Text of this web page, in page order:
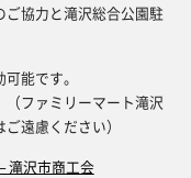
協力と滝沢総合公園駐
能です。
ファミリーマート滝沢
遠慮ください）
沢市商工会